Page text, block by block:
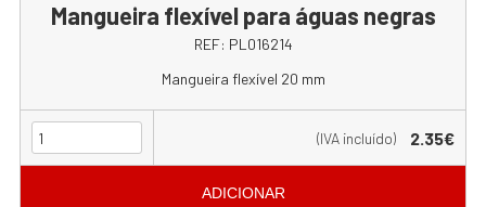
Mangueira flexível para águas negras
REF: PL016214
Mangueira flexível 20 mm
(IVA incluído) 2.35€
ADICIONAR